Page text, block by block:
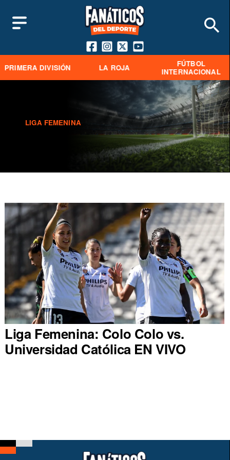
PRIMERA DIVISIÓN LA ROJA
FÚTBOL
INTERNACIONAL
LIGA FEMENINA
Liga Femenina: Colo Colo vs.
Universidad Católica EN VIVO